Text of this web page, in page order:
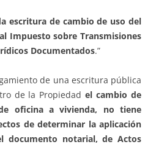
escritura de cambio de uso del
Impuesto sobre Transmisiones
Documentados.”
de una escritura pública
de la Propiedadel cambio de
oficina a vivienda, no tiene
de determinar la aplicación
documento notarial, de Actos